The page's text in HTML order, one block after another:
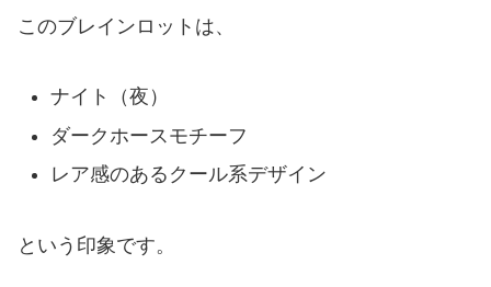
このブレインロットは、
ナイト（夜）
ダークホースモチーフ
レア感のあるクール系デザイン
という印象です。